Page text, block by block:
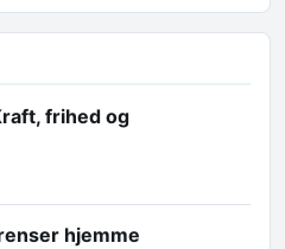
frihed og
hjemme